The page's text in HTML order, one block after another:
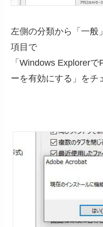
左側の分類から「一般
項目で
「Windows Explorer
ーを有効にする」をチ